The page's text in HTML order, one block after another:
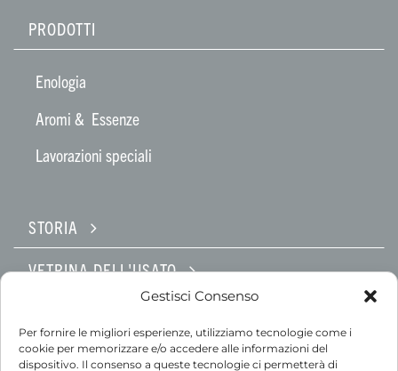
Gestisci Consenso
Per fornire le migliori esperienze, utilizziamo tecnologie come i
cookie per memorizzare e/o accedere alle informazioni del
dispositivo. Il consenso a queste tecnologie ci permetterà di
PRODOTTI
Enologia
Aromi & Essenze
Lavorazioni speciali
STORIA
VETRINA DELL'USATO
SOLUZIONI SU MISURA